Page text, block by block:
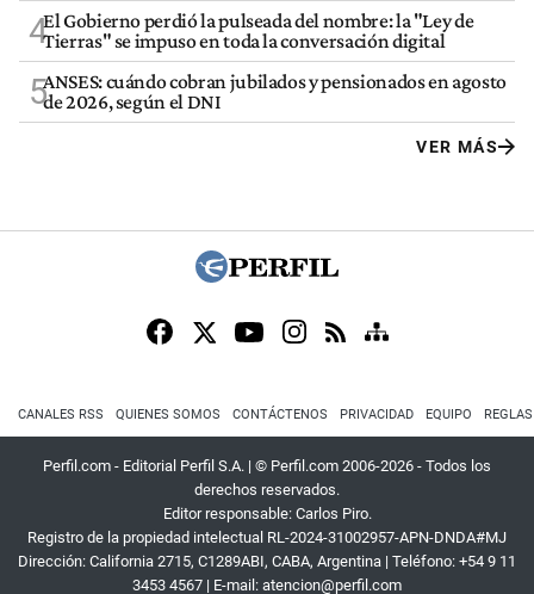
4El Gobierno perdió la pulseada del nombre: la "Ley de
Tierras" se impuso en toda la conversación digital
5ANSES: cuándo cobran jubilados y pensionados en agosto
de 2026, según el DNI
VER MÁS
CANALES RSS QUIENES SOMOS CONTÁCTENOS PRIVACIDAD EQUIPO
Perfil.com - Editorial Perfil S.A. | © Perfil.com 2006-2026 - Todos los
derechos reservados.
Editor responsable: Carlos Piro.
Registro de la propiedad intelectual RL-2024-31002957-APN-DNDA#MJ
Dirección: California 2715, C1289ABI, CABA, Argentina | Teléfono: +54 9 11
3453 4567 | E-mail: atencion@perfil.com